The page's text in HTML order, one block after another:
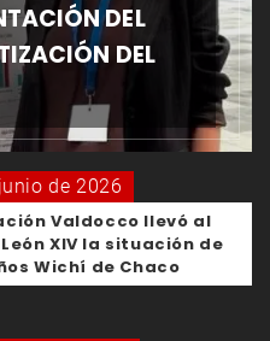
DEL
DEL
de 2026
Valdocco llevó al
XIV la situación de
Wichí de Chaco